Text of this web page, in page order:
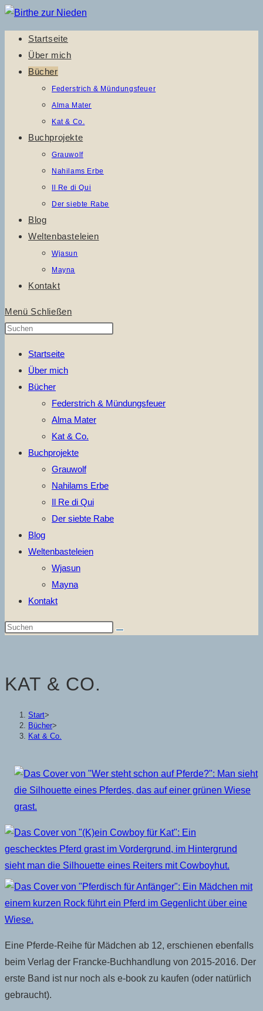
Zum
Inhalt
springen
Startseite
Über mich
Bücher
Federstrich & Mündungsfeuer
Alma Mater
Kat & Co.
Buchprojekte
Grauwolf
Nahilams Erbe
Il Re di Qui
Der siebte Rabe
Blog
Weltenbasteleien
Wjasun
Mayna
Kontakt
Menü Schließen
search
Startseite
Über mich
Bücher
Federstrich & Mündungsfeuer
Alma Mater
Kat & Co.
Buchprojekte
Grauwolf
Nahilams Erbe
Il Re di Qui
Der siebte Rabe
Blog
Weltenbasteleien
Wjasun
Mayna
Kontakt
Diese
KAT & CO.
Start>
Bücher>
Kat & Co.
Eine Pferde-Reihe für Mädchen ab 12, erschienen ebenfalls
beim Verlag der Francke-Buchhandlung von 2015-2016. Der
erste Band ist nur noch als e-book zu kaufen (oder natürlich
gebraucht).